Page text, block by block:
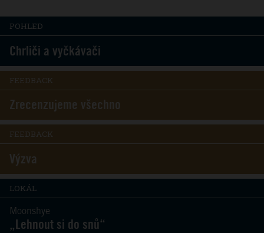
POHLED
Chrliči a vyčkávači
FEEDBACK
Zrecenzujeme všechno
FEEDBACK
Výzva
LOKÁL
Moonshye
„Lehnout si do snů“